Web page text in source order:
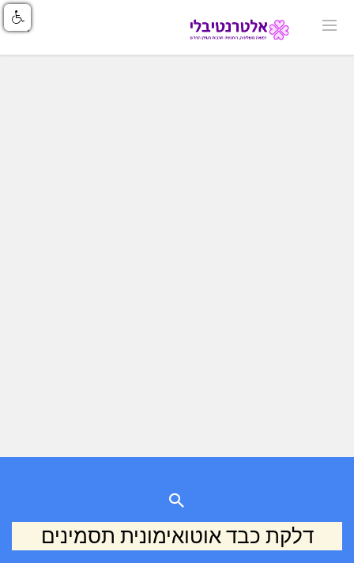
דלקת כבד אוטואימונית תסמינים